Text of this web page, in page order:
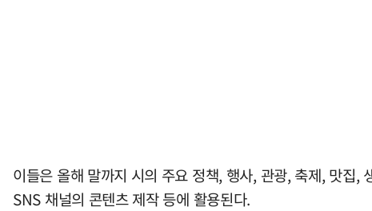
이들은 올해 말까지 시의 주요 정책, 행사, 관광, 축제, 맛집,
SNS 채널의 콘텐츠 제작 등에 활용된다.